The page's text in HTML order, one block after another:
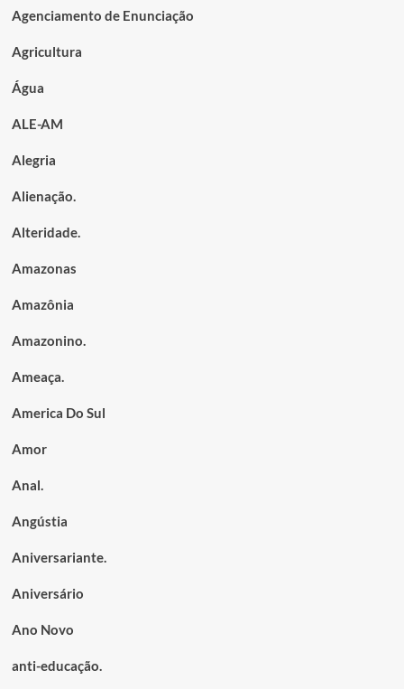
Agenciamento de Enunciação
Agricultura
Água
ALE-AM
Alegria
Alienação.
Alteridade.
Amazonas
Amazônia
Amazonino.
Ameaça.
America Do Sul
Amor
Anal.
Angústia
Aniversariante.
Aniversário
Ano Novo
anti-educação.